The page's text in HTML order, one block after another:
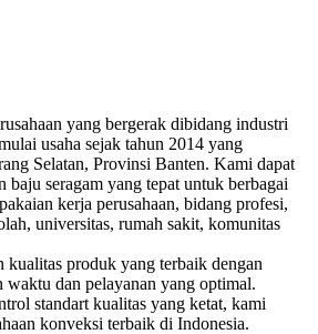
yang bergerak dibidang industri
usaha sejak tahun 2014 yang
Selatan, Provinsi Banten. Kami dapat
baju seragam yang tepat untuk berbagai
kerja perusahaan, bidang profesi,
universitas, rumah sakit, komunitas
kualitas produk yang terbaik dengan
waktu dan pelayanan yang optimal.
standart kualitas yang ketat, kami
konveksi terbaik di Indonesia.